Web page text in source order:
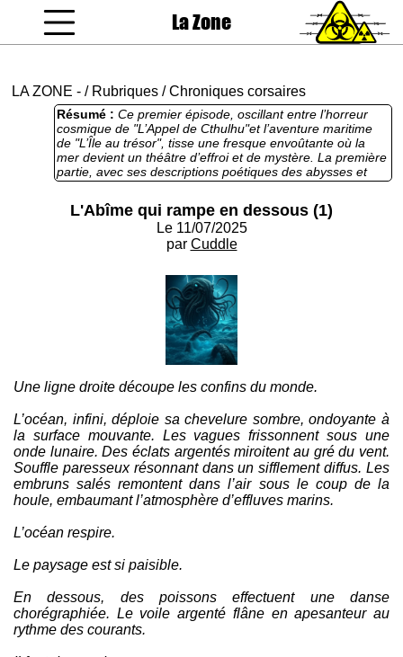
La Zone
LA ZONE - / Rubriques /Chroniques corsaires
Résumé : Ce premier épisode, oscillant entre l’horreur
cosmique de "L’Appel de Cthulhu"et l’aventure maritime
de "L’Île au trésor", tisse une fresque envoûtante où la
mer devient un théâtre d’effroi et de mystère. La première
partie, avec ses descriptions poétiques des abysses et
l’éveil d’une entité titanesque, évoque l’indicible terreur
lovecraftienne, où l’humanité est écrasée par des forces
primordiales inconcevables. La seconde partie, centrée
sur les pirates et leur quête d’un trésor maudit, capture
l’esprit d’aventure et de camaraderie rugueuse de
oppressante et son ambition de mêler l’épique au
surnaturel, offrant une plongée fascinante dans un océan
où le trésor convoité n’est peut-être qu’un appât pour
l’apocalypse. Vivement la suite !
L'Abîme qui rampe en dessous (1)
Le 11/07/2025
par Cuddle
Une ligne droite découpe les confins du monde.
L’océan, infini, déploie sa chevelure sombre, ondoyante à
la surface mouvante. Les vagues frissonnent sous une
onde lunaire. Des éclats argentés miroitent au gré du vent.
Souffle paresseux résonnant dans un sifflement diffus. Les
embruns salés remontent dans l’air sous le coup de la
houle, embaumant l’atmosphère d’effluves marins.
L’océan respire.
Le paysage est si paisible.
En dessous, des poissons effectuent une danse
chorégraphiée. Le voile argenté flâne en apesanteur au
rythme des courants.